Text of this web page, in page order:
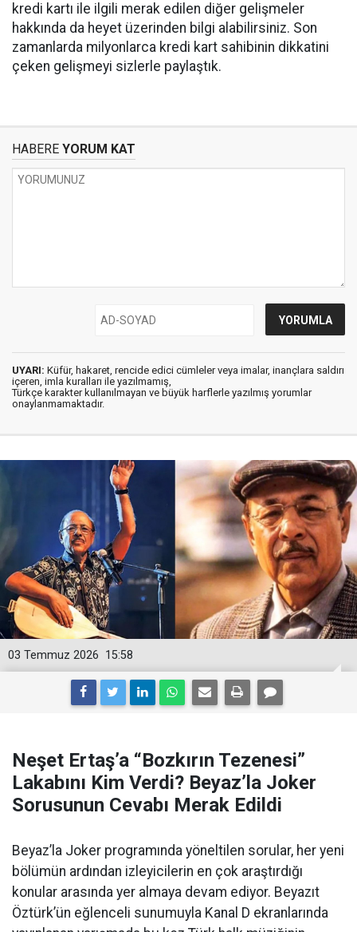
kredi kartı ile ilgili merak edilen diğer gelişmeler
hakkında da heyet üzerinden bilgi alabilirsiniz. Son
zamanlarda milyonlarca kredi kart sahibinin dikkatini
çeken gelişmeyi sizlerle paylaştık.
HABERE YORUM KAT
UYARI: Küfür, hakaret, rencide edici cümleler veya imalar, inançlara saldırı
içeren, imla kuralları ile yazılmamış,
Türkçe karakter kullanılmayan ve büyük harflerle yazılmış yorumlar
onaylanmamaktadır.
15:58
03 Temmuz 2026
Neşet Ertaş’a “Bozkırın Tezenesi”
Lakabını Kim Verdi? Beyaz’la Joker
Sorusunun Cevabı Merak Edildi
Beyaz’la Joker programında yöneltilen sorular, her yeni
bölümün ardından izleyicilerin en çok araştırdığı
konular arasında yer almaya devam ediyor. Beyazıt
Öztürk’ün eğlenceli sunumuyla Kanal D ekranlarında